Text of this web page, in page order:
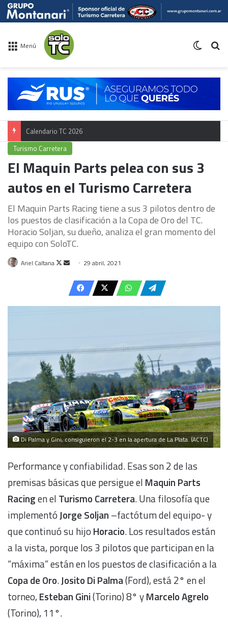
Menú
Calendario TC 2026
Turismo Carretera
El Maquin Parts pelea con sus 3
autos en el Turismo Carretera
El Maquin Parts Racing tiene a sus 3 pilotos dentro de
los puestos de clasificación a la Copa de Oro del TC.
Horacio Soljan, su dueño, analiza el gran momento del
equipo con SoloTC.
Ariel Caltana
Follow
Send
email
29 abril, 2021
Di Palma y Gini, consiguieron el 2-3 en la apertura de La Plata. (ACTC)
Performance y confiabilidad. Esas son 2 de las
premisas básicas que persigue el Maquin Parts
Racingen el Turismo Carretera. Una filosofía que
implementóJorge Soljan –factótum del equipo- y
que continuó su hijo Horacio. Los resultados están
a la vista, porque los 3 pilotos que participan en la
“máxima” están en los puestos de clasificación a la
Copa de Oro.Josito Di Palma(Ford), está 2° en el
torneo, Esteban Gini(Torino) 8° yMarcelo Agrelo
(Torino), 11°.